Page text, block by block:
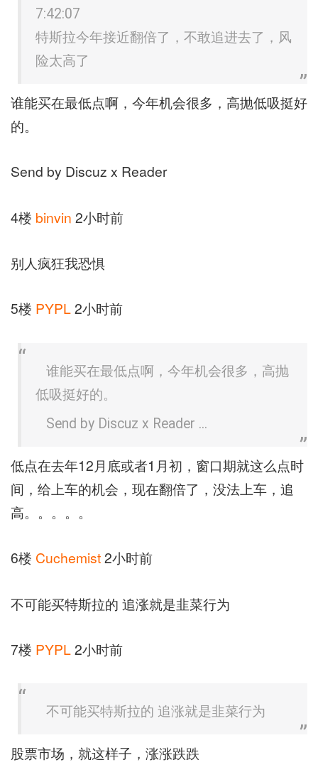
7:42:07
特斯拉今年接近翻倍了，不敢追进去了，风
险太高了
谁能买在最低点啊，今年机会很多，高抛低吸挺好
的。
Send by Discuz x Reader
4楼 binvin 2小时前
别人疯狂我恐惧
5楼 PYPL2小时前
谁能买在最低点啊，今年机会很多，高抛
低吸挺好的。
Send by Discuz x Reader ...
低点在去年12月底或者1月初，窗口期就这么点时
间，给上车的机会，现在翻倍了，没法上车，追
高。。。。。
6楼 Cuchemist2小时前
不可能买特斯拉的 追涨就是韭菜行为
7楼 PYPL2小时前
不可能买特斯拉的 追涨就是韭菜行为
股票市场，就这样子，涨涨跌跌